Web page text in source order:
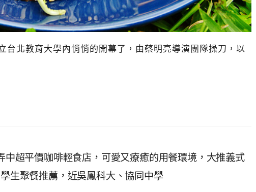
北教育大學內悄悄的開幕了，由蔡明亮導演團隊操刀，以
中超平價咖啡輕食店，可愛又療癒的用餐環境，大推義式
生聚餐推薦，近吳鳳科大、協同中學